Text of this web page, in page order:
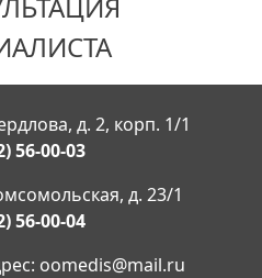
д. 2, корп. 1/1
56-00-03
д. 23/1
56-00-04
oomedis@mail.ru